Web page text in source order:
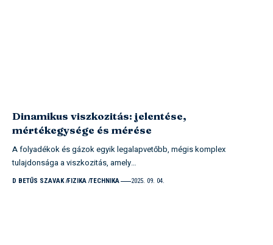
Dinamikus viszkozitás: jelentése,
mértékegysége és mérése
A folyadékok és gázok egyik legalapvetőbb, mégis komplex
tulajdonsága a viszkozitás, amely…
D BETŰS SZAVAK FIZIKA TECHNIKA 2025. 09. 04.